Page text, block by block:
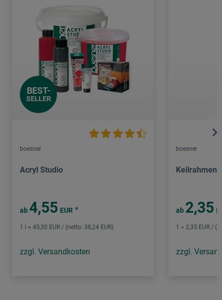
BEST-
SELLER
boesner
Acryl Studio
ab 4,55 EUR *
1 l = 45,50 EUR / (netto: 38,24 EUR)
zzgl. Versandkosten
boesner
Keilrahmen
ab 2,35
1 = 2,35 EUR /
zzgl.